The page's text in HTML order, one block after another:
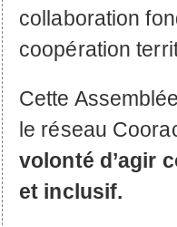
collaboration
coopération
Cette
le réseau
volonté d’agir
et inclusif.